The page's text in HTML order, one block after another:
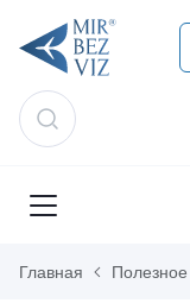
Главная Полезное